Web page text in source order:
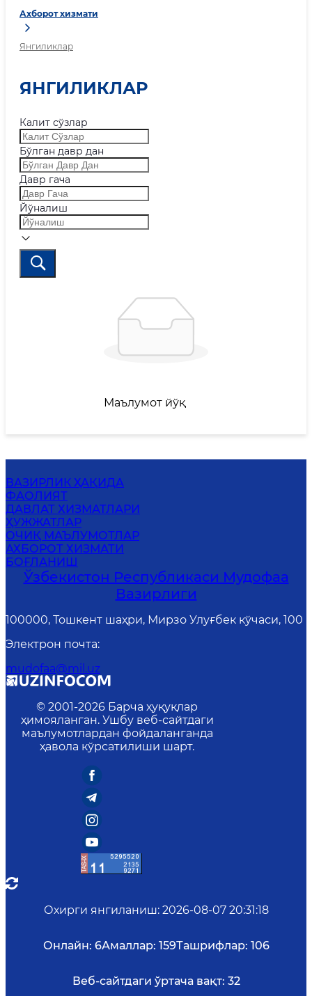
Ахборот хизмати
Янгиликлар
ЯНГИЛИКЛАР
Калит сўзлар
Бўлган давр дан
Давр гача
Йўналиш
Маълумот йўқ
ВАЗИРЛИК ҲАҚИДА
ФАОЛИЯТ
ДАВЛАТ ХИЗМАТЛАРИ
ҲУЖЖАТЛАР
ОЧИҚ МАЪЛУМОТЛАР
АХБОРОТ ХИЗМАТИ
БОҒЛАНИШ
Ўзбекистон Республикаси Мудофаа
Вазирлиги
100000, Тошкент шаҳри, Мирзо Улуғбек кўчаси, 100
Электрон почта:
mudofaa@mil.uz
© 2001-2026 Барча ҳуқуқлар
ҳимояланган. Ушбу веб-сайтдаги
маълумотлардан фойдаланганда
ҳавола кўрсатилиши шарт.
Охирги янгиланиш: 2026-08-07 20:31:18
Онлайн: 6Амаллар: 159Ташрифлар: 106
Веб-сайтдаги ўртача вақт: 32